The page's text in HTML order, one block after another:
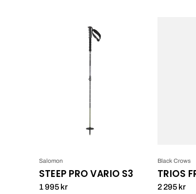
Salomon
STEEP
STEEP PRO VARIO S3
Salomon
1 995 kr
TRIOS
Black Crows
2 295 kr